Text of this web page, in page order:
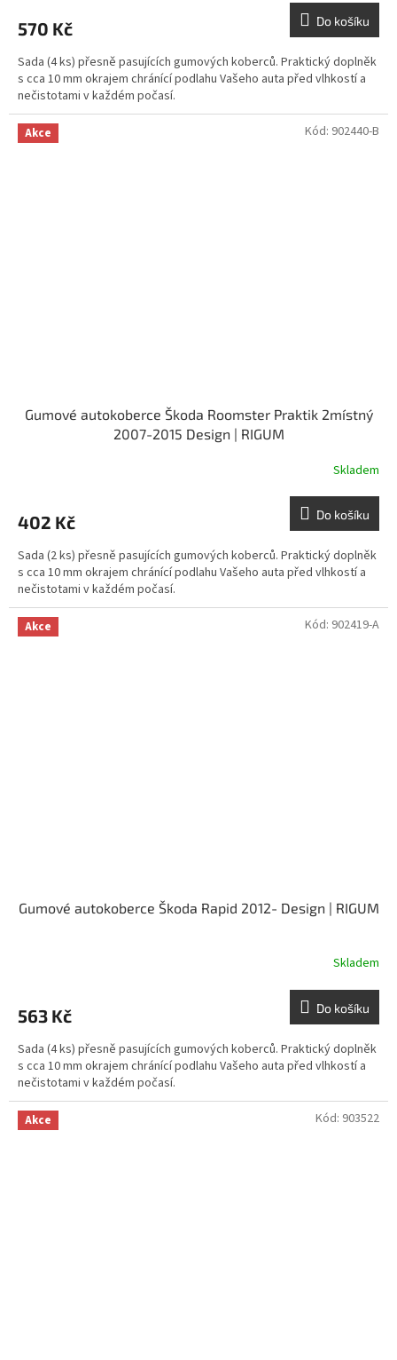
570 Kč Do košíku
Sada (4 ks) přesně pasujících gumových koberců. Praktický doplněk
s cca 10 mm okrajem chránící podlahu Vašeho auta před vlhkostí a
nečistotami v každém počasí.
Akce
Gumové autokoberce Škoda Roomster Praktik 2místný
2007-2015 Design | RIGUM
Skladem
402 Kč Do košíku
Sada (2 ks) přesně pasujících gumových koberců. Praktický doplněk
s cca 10 mm okrajem chránící podlahu Vašeho auta před vlhkostí a
nečistotami v každém počasí.
Kód: 902440-B
Akce
Gumové autokoberce Škoda Rapid 2012- Design | RIGUM
Skladem
563 Kč Do košíku
Sada (4 ks) přesně pasujících gumových koberců. Praktický doplněk
s cca 10 mm okrajem chránící podlahu Vašeho auta před vlhkostí a
nečistotami v každém počasí.
Kód: 902419-A
Akce Kód: 903522